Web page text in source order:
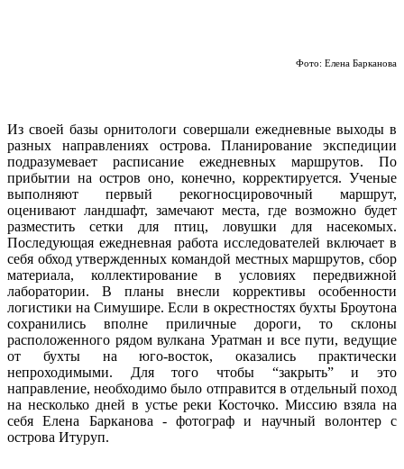
Фото: Елена Барканова
Из своей базы орнитологи совершали ежедневные выходы в
разных направлениях острова. Планирование экспедиции
подразумевает расписание ежедневных маршрутов. По
прибытии на остров оно, конечно, корректируется. Ученые
выполняют первый рекогносцировочный маршрут,
оценивают ландшафт, замечают места, где возможно будет
разместить сетки для птиц, ловушки для насекомых.
Последующая ежедневная работа исследователей включает в
себя обход утвержденных командой местных маршрутов, сбор
материала, коллектирование в условиях передвижной
лаборатории. В планы внесли коррективы особенности
логистики на Симушире. Если в окрестностях бухты Броутона
сохранились вполне приличные дороги, то склоны
расположенного рядом вулкана Уратман и все пути, ведущие
от бухты на юго-восток, оказались практически
непроходимыми. Для того чтобы “закрыть” и это
направление, необходимо было отправится в отдельный поход
на несколько дней в устье реки Косточко. Миссию взяла на
себя Елена Барканова - фотограф и научный волонтер с
острова Итуруп.